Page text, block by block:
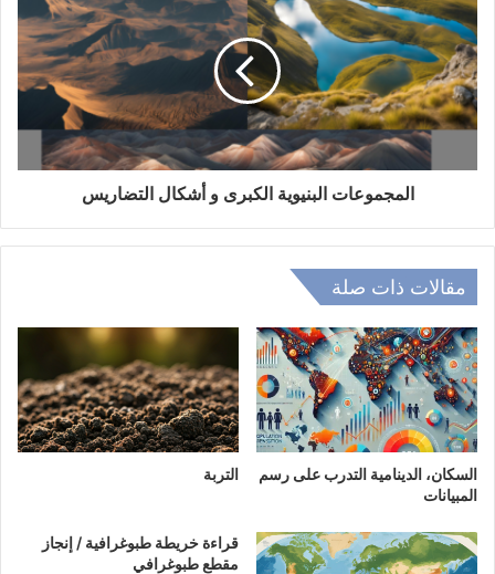
المجموعات البنيوية الكبرى و أشكال التضاريس
مقالات ذات صلة
السكان، الدينامية التدرب على رسم
المبيانات
التربة
قراءة خريطة طبوغرافية / إنجاز
مقطع طبوغرافي